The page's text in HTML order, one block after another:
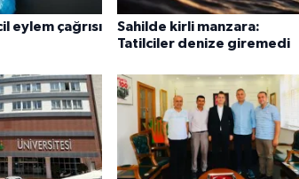
eylem çağrısı
Sahilde kirli manzara:
Tatilciler denize giremedi